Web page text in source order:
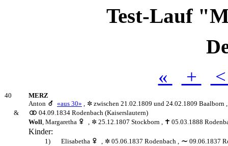
Test-Lauf
« +
40
MERZ
Anton
«aus 30» , zwischen 21.02.1809 und 24.02.1809 Baalborn
&
04.09.1834 Rodenbach (Kaiserslautern)
Woll, Margaretha , 25.12.1807 Stockborn , 05.03.1888
Kinder:
1) Elisabetha , 05.06.1837 Rodenbach ,
09.06.1837